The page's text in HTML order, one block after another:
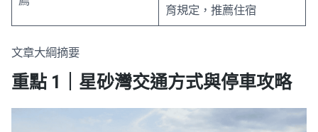
育規定，推薦住宿
文章大綱摘要
重點 1｜星砂灣交通方式與停車攻略